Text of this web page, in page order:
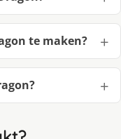
te maken?